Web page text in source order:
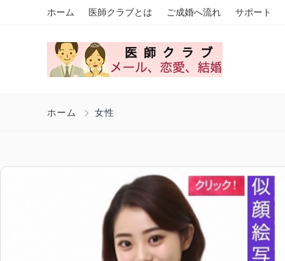
ホーム 医師クラブとは ご成婚へ流れ サポート
ホーム 女性